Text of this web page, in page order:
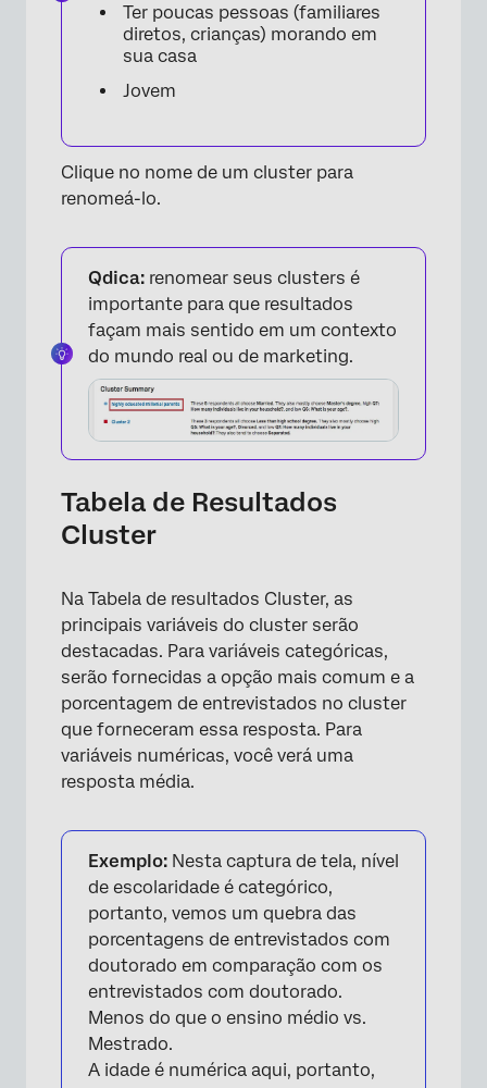
Ter poucas pessoas (familiares
diretos, crianças) morando em
sua casa
Jovem
Clique no nome de um cluster para
renomeá-lo.
Qdica: renomear seus clusters é
importante para que resultados
façam mais sentido em um contexto
do mundo real ou de marketing.
Tabela de Resultados
Cluster
Na Tabela de resultados Cluster, as
principais variáveis do cluster serão
destacadas. Para variáveis categóricas,
serão fornecidas a opção mais comum e a
porcentagem de entrevistados no cluster
que forneceram essa resposta. Para
variáveis numéricas, você verá uma
resposta média.
Exemplo: Nesta captura de tela, nível
de escolaridade é categórico,
portanto, vemos um quebra das
porcentagens de entrevistados com
doutorado em comparação com os
entrevistados com doutorado.
Menos do que o ensino médio vs.
Mestrado.
A idade é numérica aqui, portanto,